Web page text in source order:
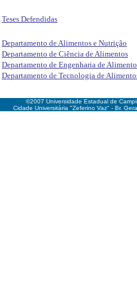
Teses Defendidas
Departamento de Alimentos e Nutrição
Departamento de Ciência de Alimentos
Departamento de Engenharia de
Departamento de Tecnologia de
©2007 Universidade Estadual de
Cidade Universitária "Zeferino Vaz" - Br.